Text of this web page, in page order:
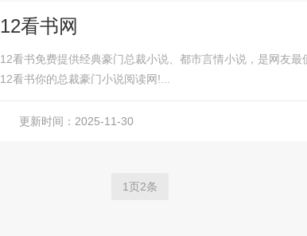
12看书网
12看书免费提供经典豪门总裁小说、都市言情小说，是网友最
12看书你的总裁豪门小说阅读网!...
更新时间：2025-11-30
1页2条